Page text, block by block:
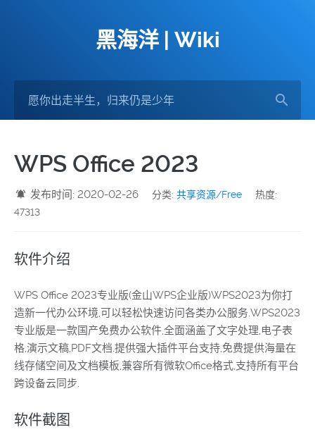
黑海洋 | Wiki
WPS Office 2023
发布时间: 2020-02-26 分类:共享资源/Free
热度:
47313
软件介绍
WPS Office 2023专业版(金山WPS企业版)WPS2023为你打
造新一代办公环境,可以轻松快速访问各类办公服务.WPS2023
专业版是一款国产免费办公软件,全面涵盖了文字处理,电子表
格,演示文稿,PDF文档.提供强大插件平台支持,免费提供海量在
线存储空间及文档模板,兼容所有微软Office格式,支持所有平台
跨设备云同步.
软件截图